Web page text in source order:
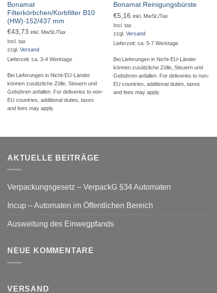
Bonamat
Filterkörbchen/Korbfilter B10
(HW)-152/437 mm
€43,73 inkl. MwSt./Tax
Incl. tax
zzgl. Versand
Lieferzeit: ca. 3-4 Werktage
Bei Lieferungen in Nicht-EU-Länder
können zusätzliche Zölle, Steuern und
Gebühren anfallen. For deliveries to non-
EU countries, additional duties, taxes
and fees may apply.
Bonamat Reinigungsbürste
€5,16 inkl. MwSt./Tax
Incl. tax
zzgl. Versand
Lieferzeit: ca. 5-7 Werktage
Bei Lieferungen in Nicht-EU-Länder
können zusätzliche Zölle, Steuern und
Gebühren anfallen. For deliveries to non-
EU countries, additional duties, taxes
and fees may apply.
AKTUELLE BEITRÄGE
Verpackungsgesetz – VerpackG §34 Automaten
Incup – Automaten im Öffentlichen Bereich
Ausweitung des Einwegpfands
NEUE KOMMENTARE
VERSAND